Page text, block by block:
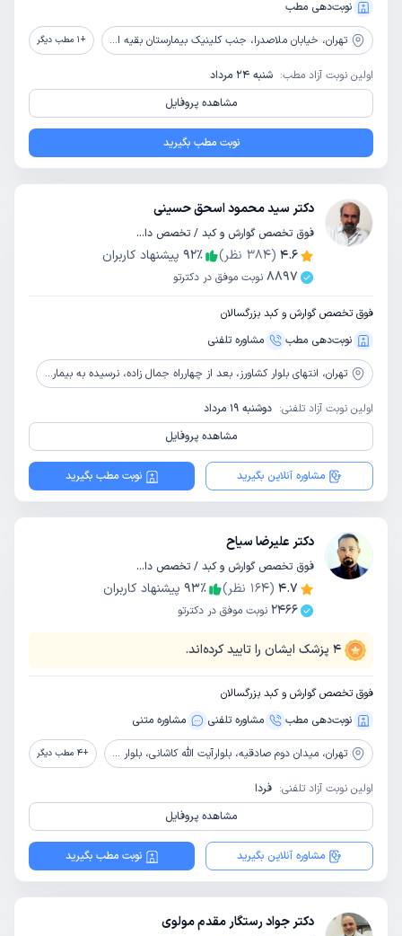
نوبت‌دهی مطب
تهران، خیابان ملاصدرا، جنب کلینیک بیمارستان بقیه الله، ساختمان پزشکان آریا، پلاک 218، طبقه 4، واحد 13 +
1 مطب دیگر
اولین نوبت آزاد مطب: شنبه 24 مرداد
مشاهده پروفایل
نوبت مطب بگیرید
دکتر سید محمود اسحق حسینی
فوق تخصص گوارش و کبد / تخصص داخلی
4.6
(
384 نظر) 92٪
پیشنهاد کاربران
8897 نوبت موفق در دکترتو
فوق تخصص گوارش و کبد بزرگسالان
نوبت‌دهی مطب
مشاوره‌ تلفنی
تهران، انتهای بلوار کشاورز، بعد از چهارراه جمال زاده، نرسیده به بیمارستان امام خمینی، پلاک 145، جنب داروخانه مهرپویا
اولین نوبت آزاد تلفنی: دوشنبه 19 مرداد
مشاهده پروفایل
مشاوره آنلاین بگیرید نوبت مطب بگیرید
دکتر علیرضا سیاح
فوق تخصص گوارش و کبد / تخصص داخلی
4.7
(
164 نظر) 93٪
پیشنهاد کاربران
2466 نوبت موفق در دکترتو
4 پزشک ایشان را تایید کرده‌اند.
فوق تخصص گوارش و کبد بزرگسالان
نوبت‌دهی مطب
مشاوره‌ تلفنی مشاوره‌ متنی
تهران، میدان دوم صادقیه، بلوارآیت الله کاشانی، بلوار اباذر، بیمارستان تخصصی و فوق تخصصی پیامبران +
4 مطب دیگر
اولین نوبت آزاد تلفنی: فردا
مشاهده پروفایل
مشاوره آنلاین بگیرید نوبت مطب بگیرید
دکتر جواد رستگار مقدم مولوی